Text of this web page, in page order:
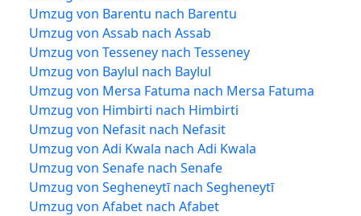
Umzug von Barentu nach Barentu
Umzug von Assab nach Assab
Umzug von Tesseney nach Tesseney
Umzug von Baylul nach Baylul
Umzug von Mersa Fatuma nach Mersa Fatuma
Umzug von Himbirti nach Himbirti
Umzug von Nefasit nach Nefasit
Umzug von Adi Kwala nach Adi Kwala
Umzug von Senafe nach Senafe
Umzug von Segheneytī nach Segheneytī
Umzug von Afabet nach Afabet